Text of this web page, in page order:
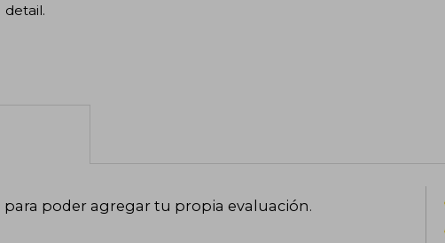
detail.
para poder agregar tu propia evaluación.